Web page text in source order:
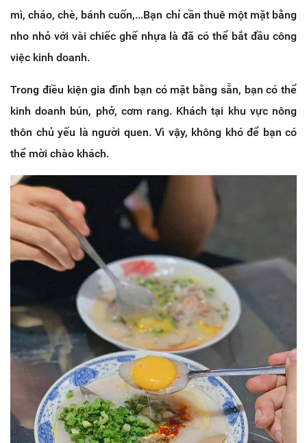
mì, cháo, chè, bánh cuốn,...Bạn chỉ cần thuê một mặt bằng
nho nhỏ với vài chiếc ghế nhựa là đã có thể bắt đầu công
việc kinh doanh.
Trong điều kiện gia đình bạn có mặt bằng sẵn, bạn có thể
kinh doanh bún, phở, cơm rang. Khách tại khu vực nông
thôn chủ yếu là người quen. Vì vậy, không khó để bạn có
thể mời chào khách.